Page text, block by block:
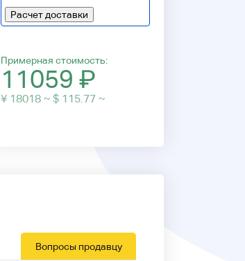
Расчет доставки
Примерная стоимость:
11059 ₽
¥ 18018 ~ $ 115.77 ~
Вопросы продавцу